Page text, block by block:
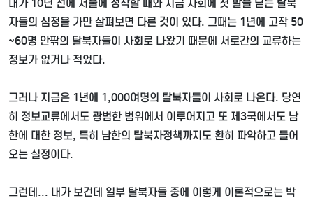
내가 10년 전에 서울에 정착할 때와 지금 사회에 첫 발을 딛는 탈북
자들의 심정을 가만 살펴보면 다른 것이 있다. 그때는 1년에 고작 50
~60명 안팎의 탈북자들이 사회로 나왔기 때문에 서로간의 교류하는
정보가 없거나 적었다.
그러나 지금은 1년에 1,000여명의 탈북자들이 사회로 나온다. 당연
히 정보교류에서도 광범한 범위에서 이루어지고 또 제3국에서도 남
한에 대한 정보, 특히 남한의 탈북자정책까지도 환히 파악하고 들어
오는 실정이다.
그런데... 내가 보건데 일부 탈북자들 중에 이렇게 이론적으로는 박